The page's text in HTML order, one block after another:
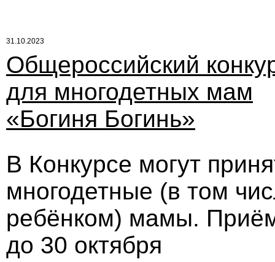
31.10.2023
Общероссийский
для многодетных мам
«Богиня Богинь»
В Конкурсе могут
многодетные (в том
ребёнком) мамы.
до 30 октября